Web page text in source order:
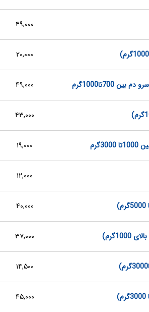
۴۹,۰۰۰
۲۰,۰۰۰
700تا1000گرم ۴۹,۰۰۰
۴۳,۰۰۰
۱۹,۰۰۰
۱۲,۰۰۰
۴۰,۰۰۰
۳۷,۰۰۰
۱۴,۵۰۰
۴۵,۰۰۰